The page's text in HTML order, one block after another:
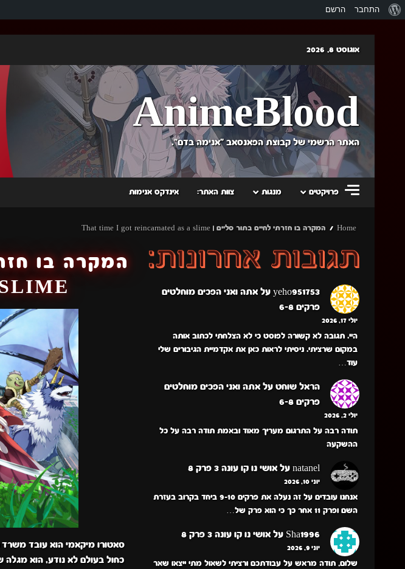
אודות
התחבר הרשם
content
אוגוסט 8, 2026
AnimeBlood
האתר הרשמי של קבוצת הפאנסאב "אנימה בדם".
פרויקטים מנגות צוות האתר: אינדקס אנימות
Home המקרה בו חזרתי לחיים בתור סליים | That time I got reincarnated as a slime
סאטורו מיקאמי הוא עובד משרד
כחול בעולם לא נודע, הוא
yeho951753 עלאתה ואני הפכים מוחלטים
פרקים 6-8
יולי 17, 2026
היי. תגובה לא קשורה לפוסט כי לא הצלחתי לכתוב אותה
במקום שרציתי. ניסיתי לראות כאן את אקדמיית הגיבורים שלי
עוד…
הראל שוחט עלאתה ואני הפכים מוחלטים
פרקים 6-8
יולי 2, 2026
תודה רבה על התרגום מעריך מאוד ובאמת תודה רבה על כל
ההשקעה
natanel עלאושי נו קו עונה 3 פרק 8
יוני 10, 2026
אנחנו עובדים על זה נעלה את פרקים 9-10 ביחד בקרוב בעזרת
השם ופרק 11 אחר כך כי הוא פרק של…
Sha1996 עלאושי נו קו עונה 3 פרק 8
יוני 9, 2026
שלום, תודה מראש על עבודתכם ורציתי לשאול מתי ייצאו שאר